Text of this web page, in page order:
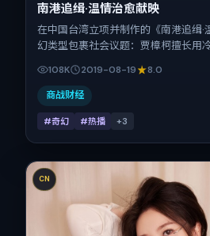
南港追缉·温情治愈献映
在中国台湾立项并制作的《南港追缉
幻类型包裹社会议题：贾樟柯擅长用
时间：2019-08-19；片长164分钟；
片结构的观众。
108K 2019-08-19 8.0
商战财经
#奇幻 #热播 +3
CN